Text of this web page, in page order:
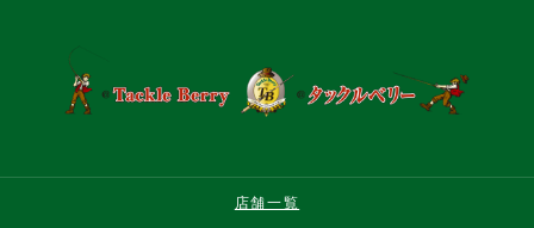
店舗一覧